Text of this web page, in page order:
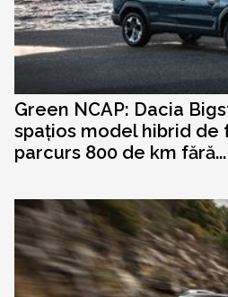
Green NCAP: Dacia
spațios model hibrid de
parcurs 800 de km fără...